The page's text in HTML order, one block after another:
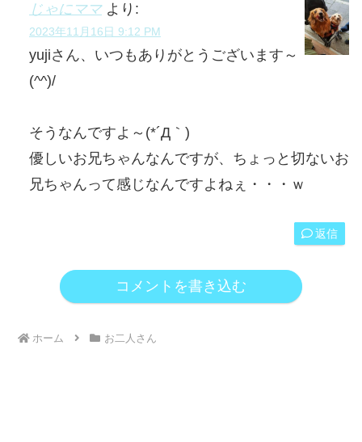
じゃにママ より:
2023年11月16日 9:12 PM
yujiさん、いつもありがとうございます～
(^^)/
そうなんですよ～(*´Д｀)
優しいお兄ちゃんなんですが、ちょっと切ないお
兄ちゃんって感じなんですよねぇ・・・ｗ
返信
コメントを書き込む
ホーム お二人さん